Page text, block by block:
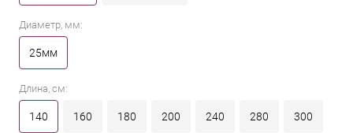
Диаметр, мм:
25мм
Длина, см:
140 160 180 200 240 280 300